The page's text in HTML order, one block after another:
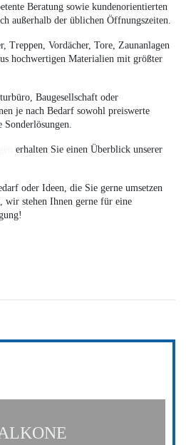
Beratung sowie kundenorientierten
außerhalb der üblichen Öffnungszeiten.
Treppen, Vordächer, Tore, Zaunanlagen
hochwertigen Materialien mit größter
Baugesellschaft oder
je nach Bedarf sowohl preiswerte
erhalten Sie einen Überblick unserer
oder Ideen, die Sie gerne umsetzen
wir stehen Ihnen gerne für eine